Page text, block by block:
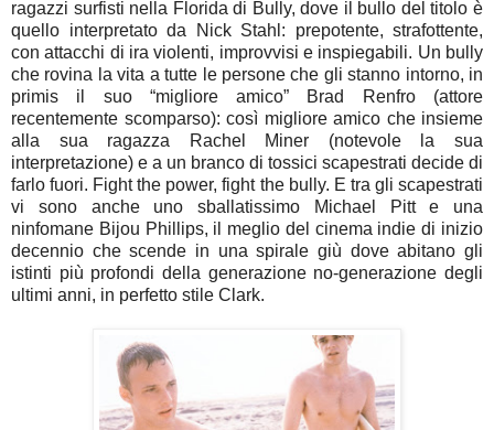
ragazzi surfisti nella Florida di Bully, dove il bullo del titolo è
quello interpretato da Nick Stahl: prepotente, strafottente,
con attacchi di ira violenti, improvvisi e inspiegabili. Un bully
che rovina la vita a tutte le persone che gli stanno intorno, in
primis il suo “migliore amico” Brad Renfro (attore
recentemente scomparso): così migliore amico che insieme
alla sua ragazza Rachel Miner (notevole la sua
interpretazione) e a un branco di tossici scapestrati decide di
farlo fuori. Fight the power, fight the bully. E tra gli scapestrati
vi sono anche uno sballatissimo Michael Pitt e una
ninfomane Bijou Phillips, il meglio del cinema indie di inizio
decennio che scende in una spirale giù dove abitano gli
istinti più profondi della generazione no-generazione degli
ultimi anni, in perfetto stile Clark.